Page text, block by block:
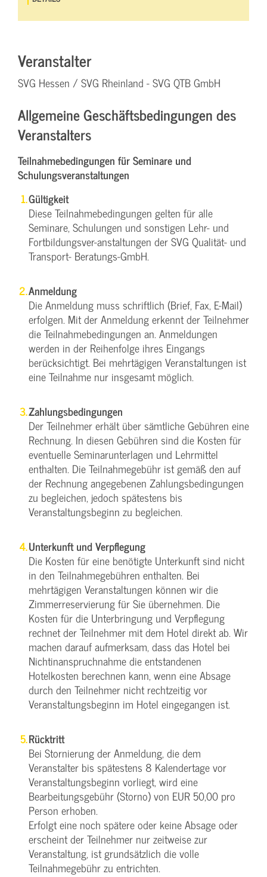
Veranstalter
SVG Hessen / SVG Rheinland - SVG QTB GmbH
Allgemeine Geschäftsbedingungen des
Veranstalters
Teilnahmebedingungen für Seminare und
Schulungsveranstaltungen
Gültigkeit
Diese Teilnahmebedingungen gelten für alle
Seminare, Schulungen und sonstigen Lehr- und
Fortbildungsver-anstaltungen der SVG Qualität- und
Transport- Beratungs-GmbH.
Anmeldung
Die Anmeldung muss schriftlich (Brief, Fax, E-Mail)
erfolgen. Mit der Anmeldung erkennt der Teilnehmer
die Teilnahmebedingungen an. Anmeldungen
werden in der Reihenfolge ihres Eingangs
berücksichtigt. Bei mehrtägigen Veranstaltungen ist
eine Teilnahme nur insgesamt möglich.
Zahlungsbedingungen
Der Teilnehmer erhält über sämtliche Gebühren eine
Rechnung. In diesen Gebühren sind die Kosten für
eventuelle Seminarunterlagen und Lehrmittel
enthalten. Die Teilnahmegebühr ist gemäß den auf
der Rechnung angegebenen Zahlungsbedingungen
zu begleichen, jedoch spätestens bis
Veranstaltungsbeginn zu begleichen.
Unterkunft und Verpflegung
Die Kosten für eine benötigte Unterkunft sind nicht
in den Teilnahmegebühren enthalten. Bei
mehrtägigen Veranstaltungen können wir die
Zimmerreservierung für Sie übernehmen. Die
Kosten für die Unterbringung und Verpflegung
rechnet der Teilnehmer mit dem Hotel direkt ab. Wir
machen darauf aufmerksam, dass das Hotel bei
Nichtinanspruchnahme die entstandenen
Hotelkosten berechnen kann, wenn eine Absage
durch den Teilnehmer nicht rechtzeitig vor
Veranstaltungsbeginn im Hotel eingegangen ist.
Rücktritt
Bei Stornierung der Anmeldung, die dem
Veranstalter bis spätestens 8 Kalendertage vor
Veranstaltungsbeginn vorliegt, wird eine
Bearbeitungsgebühr (Storno) von EUR 50,00 pro
Person erhoben.
Erfolgt eine noch spätere oder keine Absage oder
erscheint der Teilnehmer nur zeitweise zur
Veranstaltung, ist grundsätzlich die volle
Teilnahmegebühr zu entrichten.